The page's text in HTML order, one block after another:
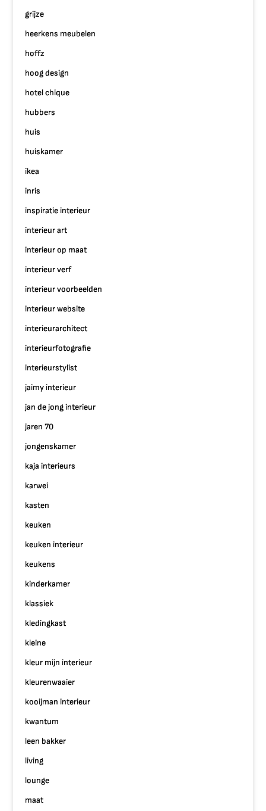
grijze
heerkens meubelen
hoffz
hoog design
hotel chique
hubbers
huis
huiskamer
ikea
inris
inspiratie interieur
interieur art
interieur op maat
interieur verf
interieur voorbeelden
interieur website
interieurarchitect
interieurfotografie
interieurstylist
jaimy interieur
jan de jong interieur
jaren 70
jongenskamer
kaja interieurs
karwei
kasten
keuken
keuken interieur
keukens
kinderkamer
klassiek
kledingkast
kleine
kleur mijn interieur
kleurenwaaier
kooijman interieur
kwantum
leen bakker
living
lounge
maat